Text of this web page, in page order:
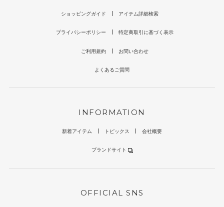
ショッピングガイド アイテム詳細検索
プライバシーポリシー 特定商取引に基づく表示
ご利用規約 お問い合わせ
よくあるご質問
INFORMATION
新着アイテム トピックス 会社概要
ブランドサイト
OFFICIAL SNS